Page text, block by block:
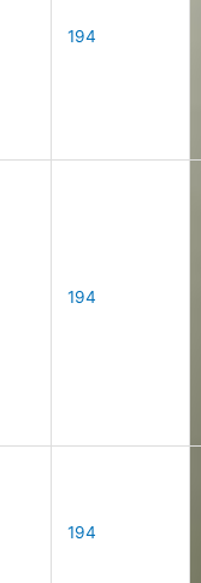
194
194
194